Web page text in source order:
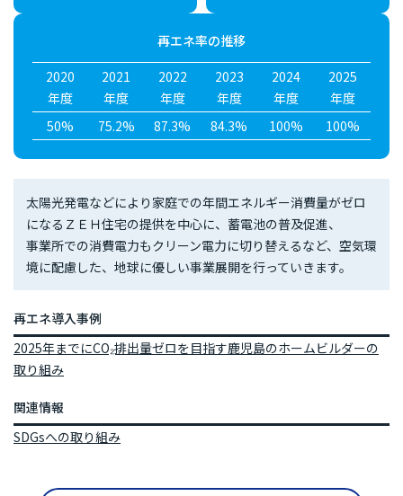
再エネ率の推移
2020
年度
2021
年度
2022
年度
2023
年度
2024
年度
2025
年度
50%
75.2% 87.3% 84.3% 100% 100%
太陽光発電などにより家庭での年間エネルギー消費量がゼロ
になるＺＥＨ住宅の提供を中心に、蓄電池の普及促進、
事業所での消費電力もクリーン電力に切り替えるなど、空気環
境に配慮した、地球に優しい事業展開を行っていきます。
再エネ導入事例
2025年までにCO₂排出量ゼロを目指す鹿児島のホームビルダーの
取り組み
関連情報
SDGsへの取り組み